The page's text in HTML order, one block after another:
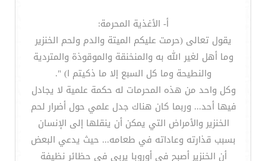
أ- الأغذية المحرمة:
يقول تعالى (حرمت عليكم الميتة والدم ولحم الخنزير
وما أهل لغير الله به والمنخنقة والموقوذة والمتردية
والنطيحة وما كل السبع إلا ما ذكيتم ا) ".
وكل واحد من هذه المحرمات له حكمة علمية لا يجادل
فيها أحد... وربما كان هناك جدل علمي حول أضرار لحم
الخنزير والأمراض التي يمكن أن ينقلها إلى الإنسان
بسبب قذارته وعاداته في طعامه... حيث يدعي البعض
أن الخنزير أصبح في أوروبا يربى في حظائر نظيفة